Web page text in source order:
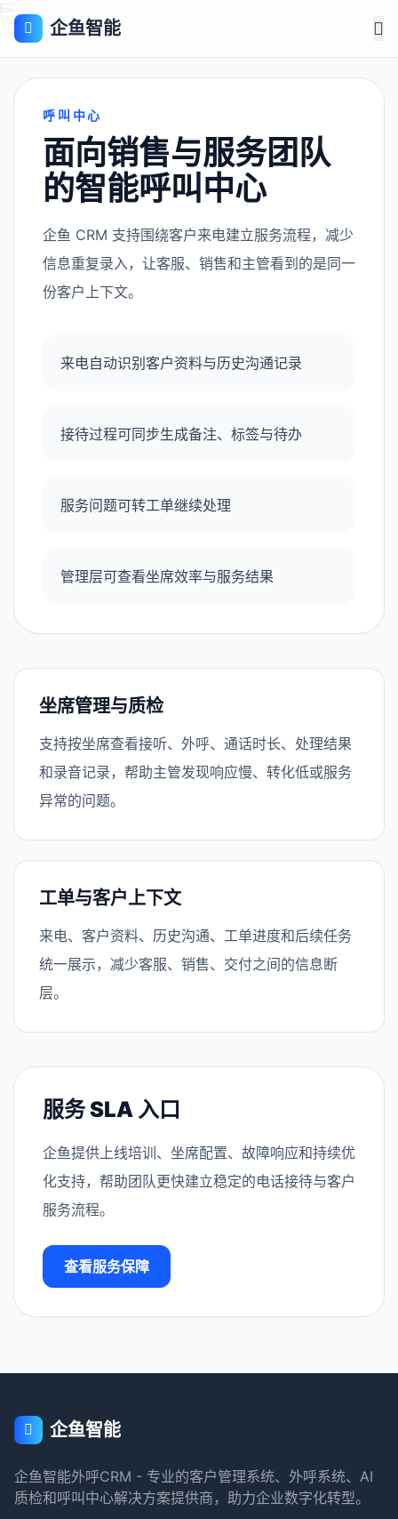

企鱼智能
呼叫中心
面向销售与服务团队
的智能呼叫中心
企鱼 CRM 支持围绕客户来电建立服务流程，减少
信息重复录入，让客服、销售和主管看到的是同一
份客户上下文。
来电自动识别客户资料与历史沟通记录
接待过程可同步生成备注、标签与待办
服务问题可转工单继续处理
管理层可查看坐席效率与服务结果
坐席管理与质检
支持按坐席查看接听、外呼、通话时长、处理结果
和录音记录，帮助主管发现响应慢、转化低或服务
异常的问题。
工单与客户上下文
来电、客户资料、历史沟通、工单进度和后续任务
统一展示，减少客服、销售、交付之间的信息断
层。
服务 SLA 入口
企鱼提供上线培训、坐席配置、故障响应和持续优
化支持，帮助团队更快建立稳定的电话接待与客户
服务流程。
查看服务保障
企鱼智能
企鱼智能外呼CRM - 专业的客户管理系统、外呼系统、AI
质检和呼叫中心解决方案提供商，助力企业数字化转型。